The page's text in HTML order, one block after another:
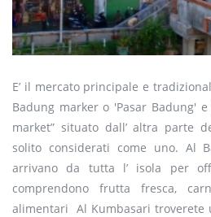
E’ il mercato principale e
Badung marker o 'Pasar Badung'
market” situato dall’ altra parte
solito considerati come uno. Al
arrivano da tutta l’ isola per
comprendono frutta fresca,
alimentari Al Kumbasari troverete